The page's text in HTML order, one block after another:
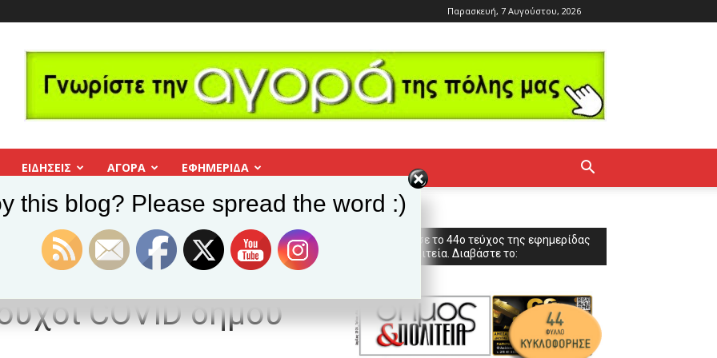
Παρασκευή, 7 Αυγούστου, 2026
ΕΙΔΗΣΕΙΣ ΑΓΟΡΑ ΕΦΗΜΕΡΊΔΑ
Αορίστου Χρόνου συμβασιούχοι COVID δήμου
Αορίστου
COVID δήμου
Κυκλοφόρησε το 44ο τεύχος της εφημερίδας
Δήμος & Πολιτεία. Διαβάστε το:
this blog? Please spread the word :)